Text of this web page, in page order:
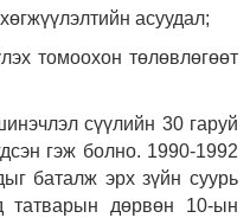
асуудал;
томоохон төлөвлөгөөт
сүүлийн 30 гаруй
гэж болно. 1990-1992
баталж эрх зүйн суурь
татварын дөрвөн 10-ын